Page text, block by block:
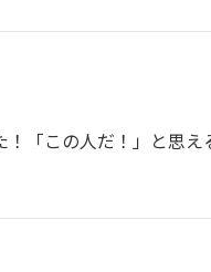
「この人だ！」と思